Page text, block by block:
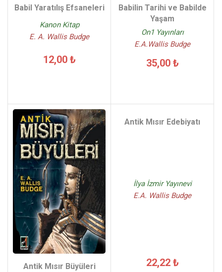
Babil Yaratılış Efsaneleri
Kanon Kitap
E. A. Wallis Budge
12,00 ₺
Babilin Tarihi ve Babilde
Yaşam
On1 Yayınları
E.A.Wallis Budge
35,00 ₺
Antik Mısır Büyüleri
Antik Mısır Edebiyatı
İlya İzmir Yayınevi
E.A. Wallis Budge
22,22 ₺